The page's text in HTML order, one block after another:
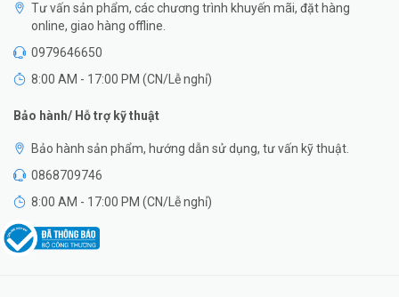
Tư vấn sản phẩm, các chương trình khuyến mãi, đặt hàng
online, giao hàng offline.
0979646650
8:00 AM - 17:00 PM (CN/Lễ nghỉ)
Bảo hành/ Hỗ trợ kỹ thuật
Bảo hành sản phẩm, hướng dẫn sử dụng, tư vấn kỹ thuật.
0868709746
8:00 AM - 17:00 PM (CN/Lễ nghỉ)